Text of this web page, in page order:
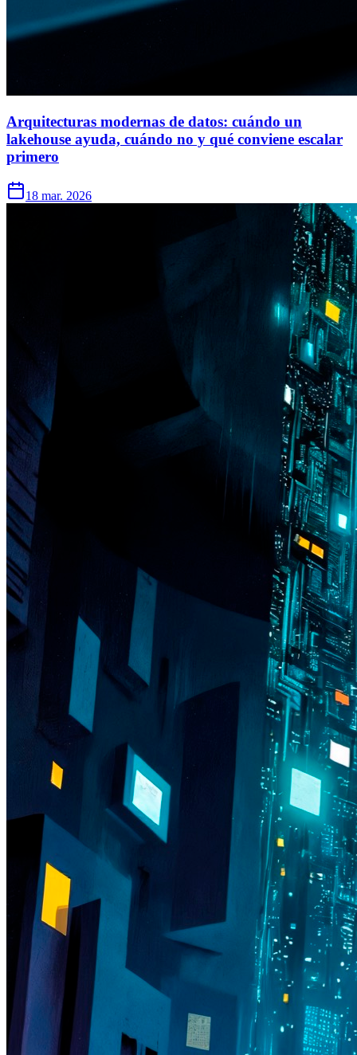
Arquitecturas modernas de datos: cuándo un
lakehouse ayuda, cuándo no y qué conviene escalar
primero
18 mar. 2026